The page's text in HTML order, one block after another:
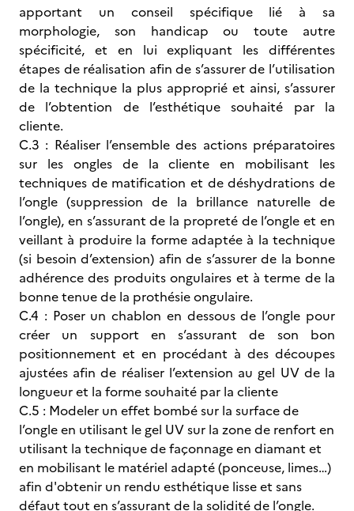
apportant un conseil spécifique lié à sa
morphologie, son handicap ou toute autre
spécificité, et en lui expliquant les différentes
étapes de réalisation afin de s’assurer de l’utilisation
de la technique la plus approprié et ainsi, s’assurer
de l’obtention de l’esthétique souhaité par la
cliente.
C.3 : Réaliser l’ensemble des actions préparatoires
sur les ongles de la cliente en mobilisant les
techniques de matification et de déshydrations de
l’ongle (suppression de la brillance naturelle de
l’ongle), en s’assurant de la propreté de l’ongle et en
veillant à produire la forme adaptée à la technique
(si besoin d’extension) afin de s’assurer de la bonne
adhérence des produits ongulaires et à terme de la
bonne tenue de la prothésie ongulaire.
C.4 : Poser un chablon en dessous de l’ongle pour
créer un support en s’assurant de son bon
positionnement et en procédant à des découpes
ajustées afin de réaliser l’extension au gel UV de la
longueur et la forme souhaité par la cliente
C.5 : Modeler un effet bombé sur la surface de
l’ongle en utilisant le gel UV sur la zone de renfort en
utilisant la technique de façonnage en diamant et
en mobilisant le matériel adapté (ponceuse, limes…)
afin d'obtenir un rendu esthétique lisse et sans
défaut tout en s’assurant de la solidité de l’ongle.